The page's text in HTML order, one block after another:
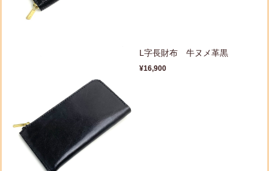
L字長財布 牛ヌメ革黒
¥16,900